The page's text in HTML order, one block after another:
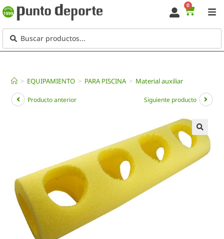
0
> EQUIPAMIENTO > PARA PISCINA > Material auxiliar
Producto anterior Siguiente producto
🔍